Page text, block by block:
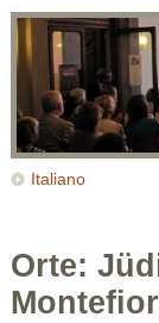
Italiano
Orte: